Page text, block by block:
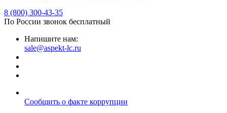
8 (800) 300-43-35
По России звонок бесплатный
Напишите нам:
sale@aspekt-lc.ru
Сообщить о факте коррупции